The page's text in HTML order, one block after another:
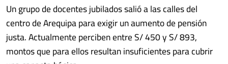
Un grupo de docentes jubilados salió a las calles del
centro de Arequipa para exigir un aumento de pensión
justa. Actualmente perciben entre S/ 450 y S/ 893,
montos que para ellos resultan insuficientes para cubrir